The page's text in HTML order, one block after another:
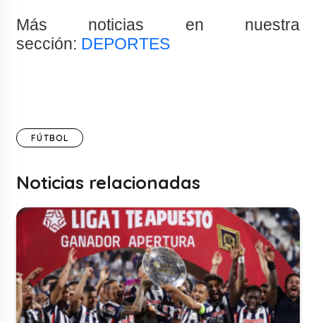
Más noticias en nuestra
sección: DEPORTES
FÚTBOL
Noticias relacionadas